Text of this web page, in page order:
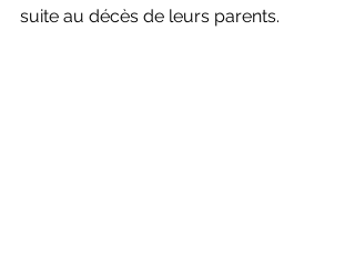
suite au décès de leurs parents.